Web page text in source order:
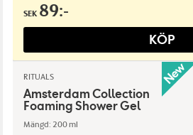
SEK 89:-
KÖP
RITUALS
Amsterdam Collection
Foaming Shower Gel
Mängd: 200 ml